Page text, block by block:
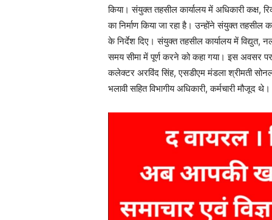
किया। संयुक्त तहसील कार्यालय में अधिकारी कक्ष,
का निर्माण किया जा रहा है। उन्होंने संयुक्त तहसील
के निर्देश दिए। संयुक्त तहसील कार्यालय में
समय सीमा में पूर्ण करने को कहा गया। इस अवसर
कलेक्टर अरविंद सिंह, एसडीएम मंडला श्रीमती
भलावी सहित विभागीय अधिकारी, कर्मचारी मौजूद थे।